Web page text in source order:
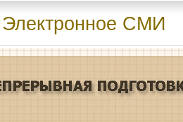
Электронное СМИ